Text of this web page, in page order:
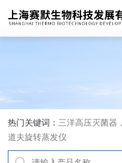
热门关键词： 三洋高压灭菌器
道夫旋转蒸发仪